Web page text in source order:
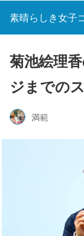
素晴らしき女子
菊池絵理
ジまでの
満範